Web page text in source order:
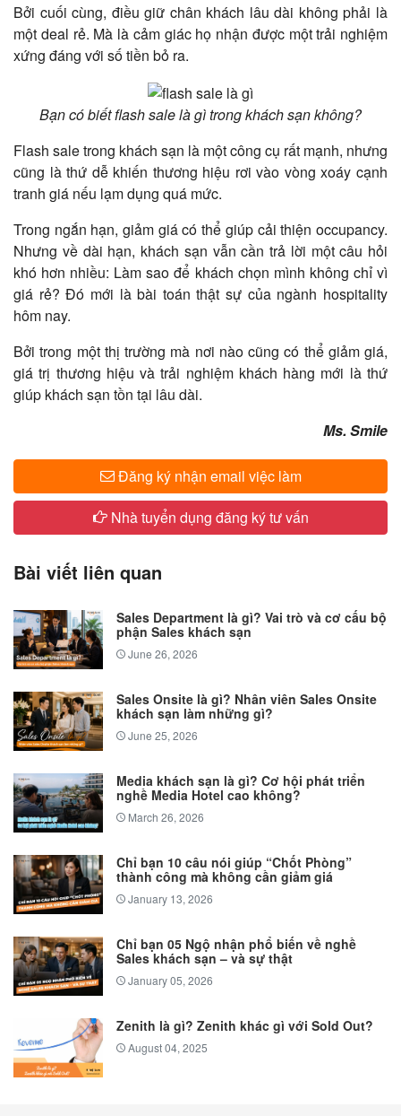
Bởi cuối cùng, điều giữ chân khách lâu dài không phải là
một deal rẻ. Mà là cảm giác họ nhận được một trải nghiệm
xứng đáng với số tiền bỏ ra.
Bạn có biết flash sale là gì trong khách sạn không?
Flash sale trong khách sạn là một công cụ rất mạnh, nhưng
cũng là thứ dễ khiến thương hiệu rơi vào vòng xoáy cạnh
tranh giá nếu lạm dụng quá mức.
Trong ngắn hạn, giảm giá có thể giúp cải thiện occupancy.
Nhưng về dài hạn, khách sạn vẫn cần trả lời một câu hỏi
khó hơn nhiều: Làm sao để khách chọn mình không chỉ vì
giá rẻ? Đó mới là bài toán thật sự của ngành hospitality
hôm nay.
Bởi trong một thị trường mà nơi nào cũng có thể giảm giá,
giá trị thương hiệu và trải nghiệm khách hàng mới là thứ
giúp khách sạn tồn tại lâu dài.
Ms. Smile
Đăng ký nhận email việc làm
Nhà tuyển dụng đăng ký tư vấn
Bài viết liên quan
Sales Department là gì? Vai trò và cơ cấu bộ
phận Sales khách sạn
June 26, 2026
Sales Onsite là gì? Nhân viên Sales Onsite
khách sạn làm những gì?
June 25, 2026
Media khách sạn là gì? Cơ hội phát triển
nghề Media Hotel cao không?
March 26, 2026
Chỉ bạn 10 câu nói giúp “Chốt Phòng”
thành công mà không cần giảm giá
January 13, 2026
Chỉ bạn 05 Ngộ nhận phổ biến về nghề
Sales khách sạn – và sự thật
January 05, 2026
Zenith là gì? Zenith khác gì với Sold Out?
August 04, 2025